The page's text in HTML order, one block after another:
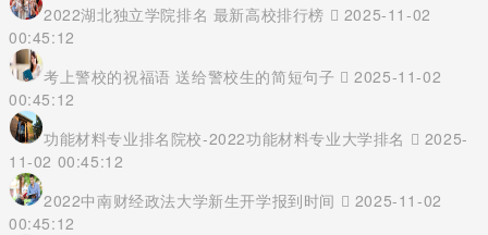
2022湖北独立学院排名 最新高校排行榜
2025-11-02
00:45:12
考上警校的祝福语 送给警校生的简短句子
2025-11-02
00:45:12
功能材料专业排名院校-2022功能材料专业大学排名
2025-
11-02 00:45:12
2022中南财经政法大学新生开学报到时间
2025-11-02
00:45:12